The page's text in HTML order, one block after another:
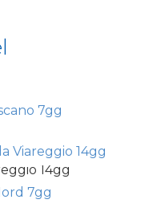
7gg
Viareggio 14gg
7gg